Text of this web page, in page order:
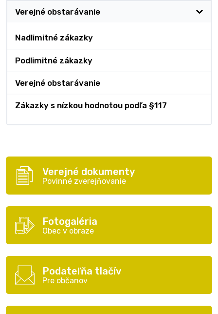
Verejné obstarávanie
Nadlimitné zákazky
Podlimitné zákazky
Verejné obstarávanie
Zákazky s nízkou hodnotou podľa §117
Verejné dokumenty
Povinné zverejňovanie
Fotogaléria
Obec v obraze
Podateľňa tlačív
Pre občanov